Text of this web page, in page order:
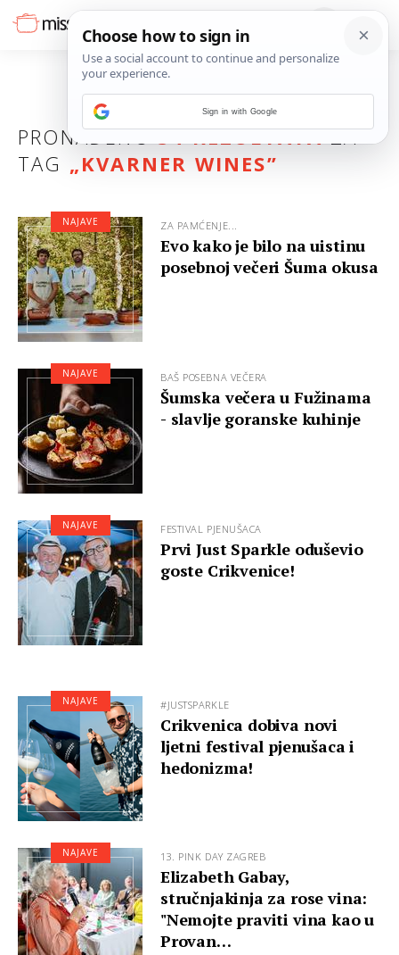
PRONAĐENO34 REZULTATAZA
TAG „KVARNER WINES”
ZA PAMĆENJE...
Evo kako je bilo na uistinu
posebnoj večeri Šuma okusa
NAJAVE
BAŠ POSEBNA VEČERA
Šumska večera u Fužinama
- slavlje goranske kuhinje
NAJAVE
FESTIVAL PJENUŠACA
Prvi Just Sparkle oduševio
goste Crikvenice!
NAJAVE
#JUSTSPARKLE
Crikvenica dobiva novi
ljetni festival pjenušaca i
hedonizma!
NAJAVE
13. PINK DAY ZAGREB
Elizabeth Gabay,
stručnjakinja za rose vina:
"Nemojte praviti vina kao u
Provan…
NAJAVE
Sign in with Google